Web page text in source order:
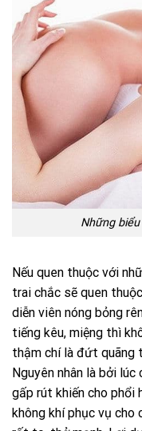
Những
Nếu quen thuộc với
trai chắc sẽ quen
diễn viên nóng bỏng
tiếng kêu, miệng thì
thậm chí là đứt quãng
Nguyên nhân là bởi lúc
gấp rút khiến cho phổi
không khí phục vụ cho